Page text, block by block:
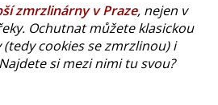
zmrzlinárny v Praze, nejen v
Ochutnat můžete klasickou
cookies se zmrzlinou) i
si mezi nimi tu svou?